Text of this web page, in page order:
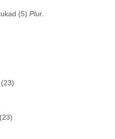
(5) Plur.
(23)
(23)